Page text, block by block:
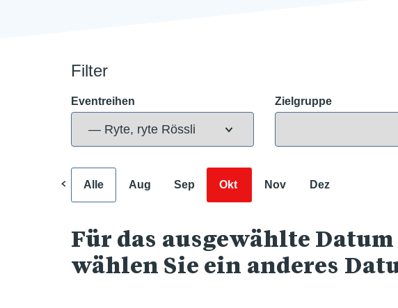
Filter
Eventreihen Zielgruppe
Alle Aug Sep Okt Nov Dez
Für das ausgewählte
wählen Sie ein anderes